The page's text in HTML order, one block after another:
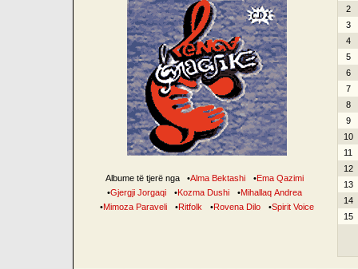
Albume të tjerë nga •Alma Bektashi •Ema Qazimi
•Gjergji Jorgaqi •Kozma Dushi •Mihallaq Andrea
•Mimoza Paraveli •Ritfolk •Rovena Dilo •Spirit Voice
2
3
4
5
6
7
8
9
10
11
12
13
14
15